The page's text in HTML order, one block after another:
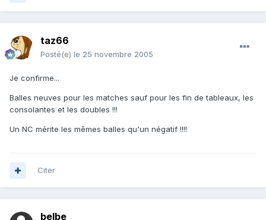
taz66
Posté(e) le 25 novembre 2005
Je confirme...
Balles neuves pour les matches sauf pour les fin de tableaux, les
consolantes et les doubles !!!
Un NC mérite les mêmes balles qu'un négatif !!!!
Citer
belbe